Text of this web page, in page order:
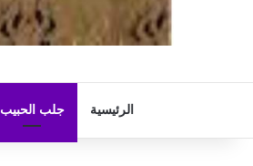
الرئيسية جلب الحبيب